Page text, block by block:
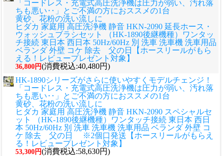
「コードレス・充電式高圧洗浄機は圧力が弱い、汚れ落
ちも悪い‥」とご不満の方におススメの1台
黄砂、花粉の洗い流しに
ヒダカ 家庭用 高圧洗浄機 静音 HKN-2090 延長ホース・
ウォッシュブラシセット （HK-1890後継機種）ワンタッ
チ接続 東日本 西日本 50Hz/60Hz 別 洗車 洗車機 洗車用品
ベランダ 外壁 コケ 除去 父の日【ホースリールがもら
える！レビュープレゼント対象】
36,800円(消費税込:40,480円)
HK-1890シリーズがさらに使いやすくモデルチェンジ！
「コードレス・充電式高圧洗浄機は圧力が弱い、汚れ落
ちも悪い‥」とご不満の方におススメの1台
黄砂、花粉の洗い流しに
ヒダカ 家庭用 高圧洗浄機 静音 HKN-2090 スペシャルセ
ット （HK-1890後継機種）ワンタッチ接続 東日本 西日
本 50Hz/60Hz 別 洗車 洗車機 洗車用品 ベランダ 外壁 コ
ケ 除去 父の日 ※2個口発送【ホースリールがもらえ
る！レビュープレゼント対象】
53,300円(消費税込:58,630円)